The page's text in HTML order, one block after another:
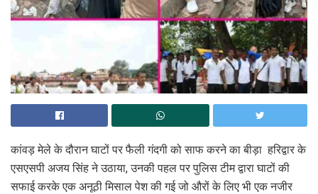
कांवड़ मेले के दौरान घाटों पर फैली गंदगी को साफ करने का बीड़ा हरिद्वार के
एसएसपी अजय सिंह ने उठाया, उनकी पहल पर पुलिस टीम द्वारा घाटों की
सफाई करके एक अनूठी मिसाल पेश की गई जो औरों के लिए भी एक नजीर